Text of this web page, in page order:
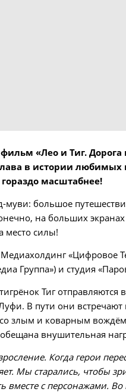
«Лео и Тиг.
в истории
масштабнее!
муви: большое
на больших
место силы!
«Цифровое
Группа») и студия
Тиг отправляются
В пути они
со злым и коварным
обещана внушительная
Когда герои
Мы старались, чтобы
с персонажами. Во